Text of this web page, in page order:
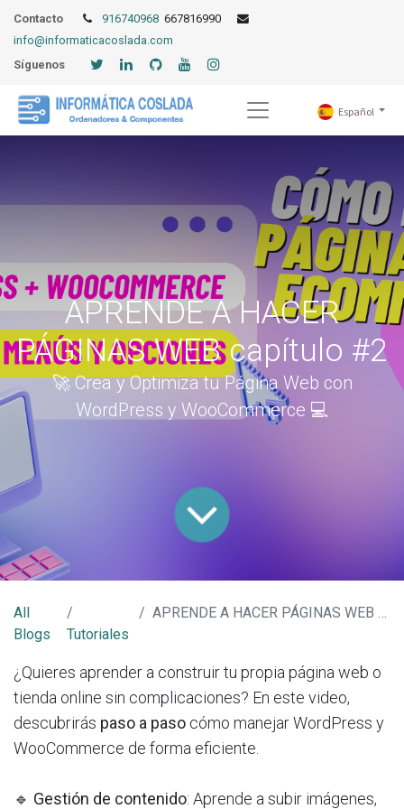
Contacto 916740968 667816990
info@informaticacoslada.com
Síguenos
Español
APRENDE A HACER
PÁGINAS WEB capítulo #2
🚀 Crea y Optimiza tu Página Web con
WordPress y WooCommerce 💻
All
Blogs
Tutoriales
APRENDE A HACER PÁGINAS WEB capítulo #2
¿Quieres aprender a construir tu propia página web o
tienda online sin complicaciones? En este video,
descubrirás paso a paso cómo manejar WordPress y
WooCommerce de forma eficiente.
🔹 Gestión de contenido: Aprende a subir imágenes,